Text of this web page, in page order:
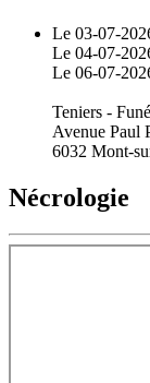
Le 03-07-
Le 04-07-
Le 06-07-
Teniers -
Avenue Paul
6032 Mont-
Nécrologie